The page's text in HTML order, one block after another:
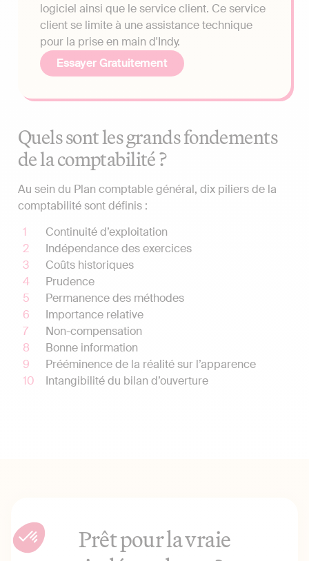
logiciel ainsi que le service client. Ce service
client se limite à une assistance technique
pour la prise en main d'Indy.
Essayer Gratuitement
Quels sont les grands fondements
de la comptabilité ?
Au sein du Plan comptable général, dix piliers de la
comptabilité sont définis :
Continuité d’exploitation
Indépendance des exercices
Coûts historiques
Prudence
Permanence des méthodes
Importance relative
Non-compensation
Bonne information
Prééminence de la réalité sur l’apparence
Intangibilité du bilan d’ouverture
Prêt pour la vraie